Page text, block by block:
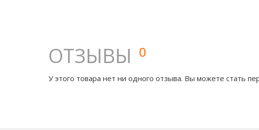
ОТЗЫВЫ 0
У этого товара нет ни одного отзыва. Вы можете стать